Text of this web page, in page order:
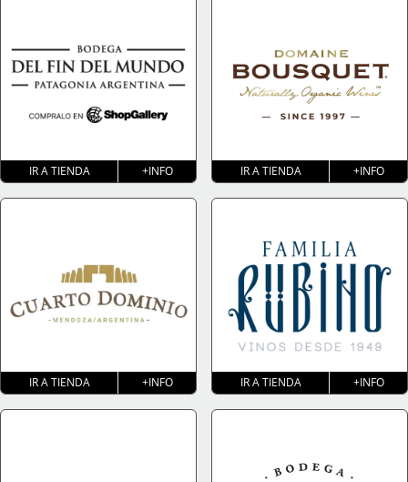
IR A TIENDA +INFO IR A TIENDA +INFO
IR A TIENDA +INFO IR A TIENDA +INFO